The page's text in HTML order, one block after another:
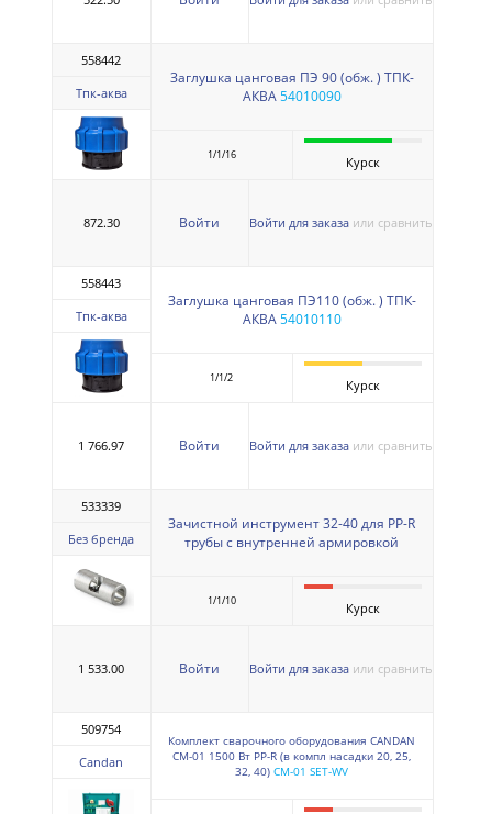
558442
Тпк-аква
Заглушка цанговая ПЭ 90 (обж. ) ТПК-
АКВА 54010090
1/1/16 Курск
872.30 Войти Войти для заказа или сравнить
558443
Тпк-аква
Заглушка цанговая ПЭ110 (обж. ) ТПК-
АКВА 54010110
1/1/2 Курск
1 766.97 Войти Войти для заказа или сравнить
533339
Без бренда
Зачистной инструмент 32-40 для PP-R
трубы с внутренней армировкой
1/1/10 Курск
1 533.00 Войти Войти для заказа или сравнить
509754
Candan
Комплект сварочного оборудования CANDAN
CM-01 1500 Вт PP-R (в компл насадки 20, 25,
32, 40) CM-01 SET-WV